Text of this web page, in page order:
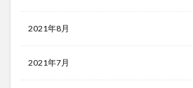
2021年8月
2021年7月